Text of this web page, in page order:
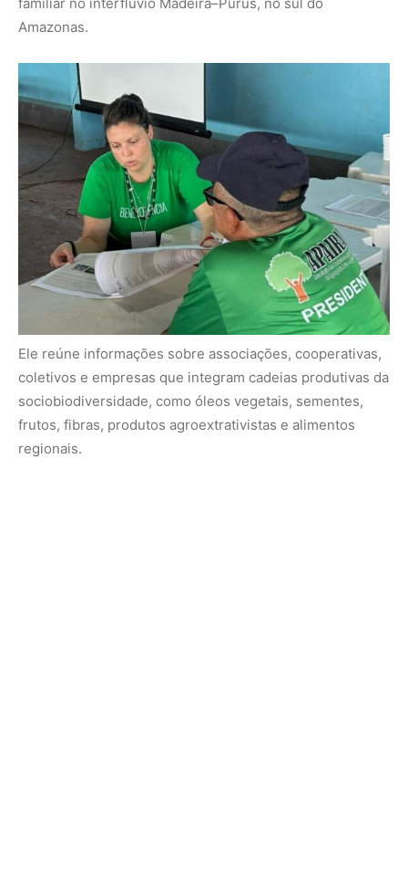
familiar no interflúvio Madeira–Purus, no sul do
Amazonas.
Ele reúne informações sobre associações, cooperativas,
coletivos e empresas que integram cadeias produtivas da
sociobiodiversidade, como óleos vegetais, sementes,
frutos, fibras, produtos agroextrativistas e alimentos
regionais.